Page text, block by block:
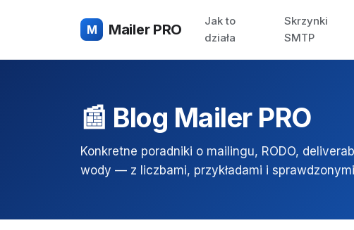
M Mailer PRO
Jak to
działa
Skrzynki
SMTP
📰 Blog Mailer PRO
Konkretne poradniki o mailingu, RODO,
wody — z liczbami, przykładami i